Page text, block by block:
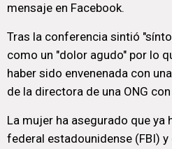
mensaje en Facebook.
Tras la conferencia sintió
como un "dolor agudo" por lo
haber sido envenenada con
de la directora de una ONG
La mujer ha asegurado que
federal estadounidense (FBI) y